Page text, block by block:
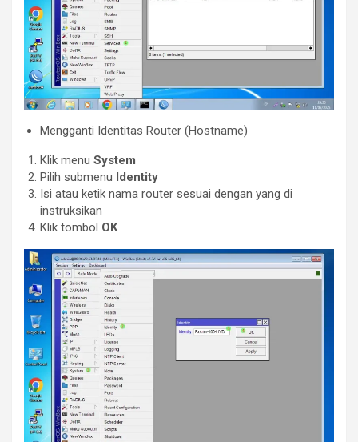
Mengganti Identitas Router (Hostname)
Klik menu System
Pilih submenu Identity
Isi atau ketik nama router sesuai dengan yang di
instruksikan
Klik tombol OK